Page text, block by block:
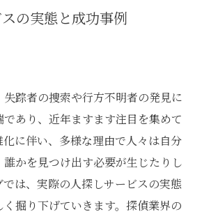
の実態と成功事例
踪者の捜索や行方不明者の発見に
あり、近年ますます注目を集めて
に伴い、多様な理由で人々は自分
かを見つけ出す必要が生じたりし
は、実際の人探しサービスの実態
掘り下げていきます。探偵業界の